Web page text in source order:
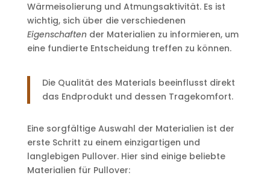
Wärmeisolierung und Atmungsaktivität. Es ist
wichtig, sich über die verschiedenen
Eigenschaftender Materialien zu informieren, um
eine fundierte Entscheidung treffen zu können.
Die Qualität des Materials beeinflusst direkt
das Endprodukt und dessen Tragekomfort.
Eine sorgfältige Auswahl der Materialien ist der
erste Schritt zu einem einzigartigen und
langlebigen Pullover. Hier sind einige beliebte
Materialien für Pullover: